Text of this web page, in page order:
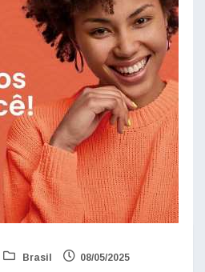
Brasil 08/05/2025